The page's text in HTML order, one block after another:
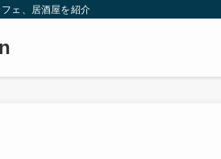
ェ、居酒屋を紹介